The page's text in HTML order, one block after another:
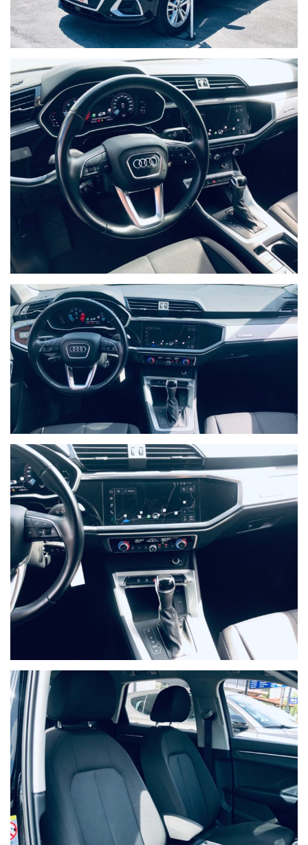
NON HAI TROVATO L'AUTO CHE
CERCHI?
Compila il modulo e ti contatteremo appena l'auto che cerchi
sarà disponibile